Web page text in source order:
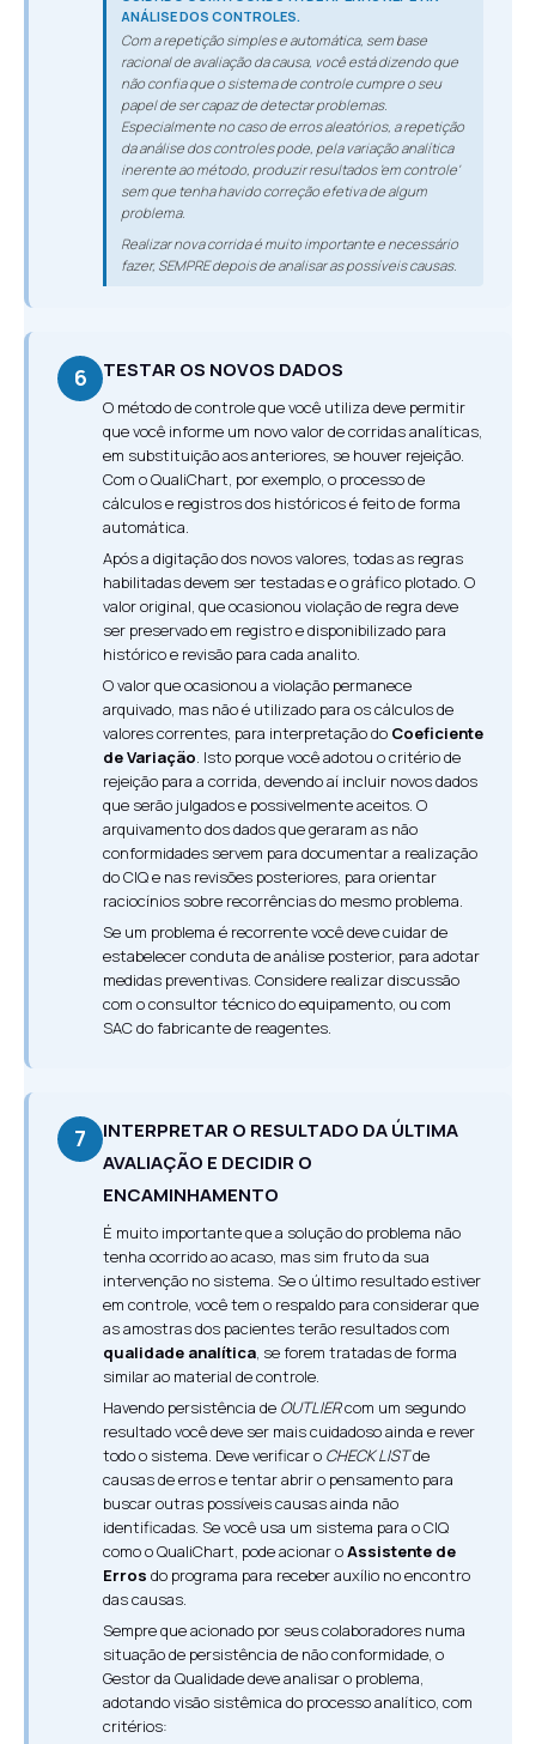
ANÁLISE DOS CONTROLES.
Com a repetição simples e automática, sem base
racional de avaliação da causa, você está dizendo que
não confia que o sistema de controle cumpre o seu
papel de ser capaz de detectar problemas.
Especialmente no caso de erros aleatórios, a repetição
da análise dos controles pode, pela variação analítica
inerente ao método, produzir resultados 'em controle'
sem que tenha havido correção efetiva de algum
problema.
Realizar nova corrida é muito importante e necessário
fazer, SEMPRE depois de analisar as possíveis causas.
6 TESTAR OS NOVOS DADOS
O método de controle que você utiliza deve permitir
que você informe um novo valor de corridas analíticas,
em substituição aos anteriores, se houver rejeição.
Com o QualiChart, por exemplo, o processo de
cálculos e registros dos históricos é feito de forma
automática.
Após a digitação dos novos valores, todas as regras
habilitadas devem ser testadas e o gráfico plotado. O
valor original, que ocasionou violação de regra deve
ser preservado em registro e disponibilizado para
histórico e revisão para cada analito.
O valor que ocasionou a violação permanece
arquivado, mas não é utilizado para os cálculos de
valores correntes, para interpretação do Coeficiente
de Variação . Isto porque você adotou o critério de
rejeição para a corrida, devendo aí incluir novos dados
que serão julgados e possivelmente aceitos. O
arquivamento dos dados que geraram as não
conformidades servem para documentar a realização
do CIQ e nas revisões posteriores, para orientar
raciocínios sobre recorrências do mesmo problema.
Se um problema é recorrente você deve cuidar de
estabelecer conduta de análise posterior, para adotar
medidas preventivas. Considere realizar discussão
com o consultor técnico do equipamento, ou com
SAC do fabricante de reagentes.
7
INTERPRETAR O RESULTADO DA ÚLTIMA
AVALIAÇÃO E DECIDIR O
ENCAMINHAMENTO
É muito importante que a solução do problema não
tenha ocorrido ao acaso, mas sim fruto da sua
intervenção no sistema. Se o último resultado estiver
em controle, você tem o respaldo para considerar que
as amostras dos pacientes terão resultados com
qualidade analítica , se forem tratadas de forma
similar ao material de controle.
Havendo persistência de OUTLIERcom um segundo
resultado você deve ser mais cuidadoso ainda e rever
todo o sistema. Deve verificar o CHECK LISTde
causas de erros e tentar abrir o pensamento para
buscar outras possíveis causas ainda não
identificadas. Se você usa um sistema para o CIQ
como o QualiChart, pode acionar oAssistente de
Erros do programa para receber auxílio no encontro
das causas.
Sempre que acionado por seus colaboradores numa
situação de persistência de não conformidade, o
Gestor da Qualidade deve analisar o problema,
adotando visão sistêmica do processo analítico, com
critérios: